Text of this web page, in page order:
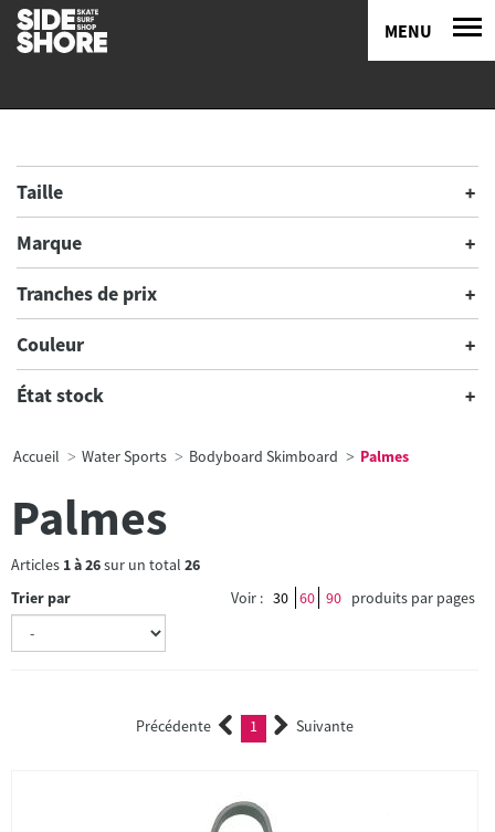
MENU
Taille
Marque
Tranches de prix
Couleur
État stock
Accueil Water Sports Bodyboard Skimboard Palmes
Palmes
Articles 1à26sur un total 26
Trier par
Voir : 30 60 90 produits par pages
Précédente 1 (current)Suivante